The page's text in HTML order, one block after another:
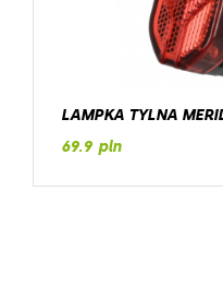
LAMPKA TYLNA
69.9 pln